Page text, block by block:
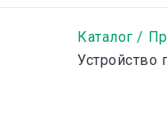
Каталог
Устройство